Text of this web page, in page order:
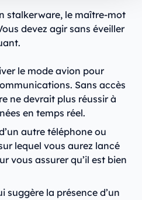
stalkerware, le maître-mot
devez agir sans éveiller
le mode avion pour
Sans accès
ne devrait plus réussir à
en temps réel.
autre téléphone ou
lequel vous aurez lancé
vous assurer qu’il est bien
suggère la présence d’un